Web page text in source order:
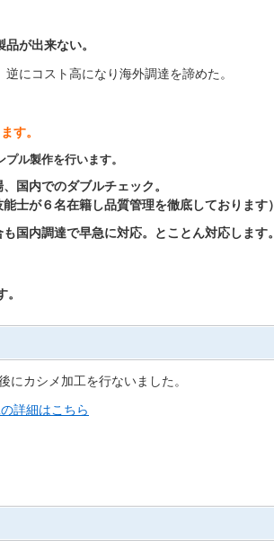
が出来ない。
にコスト高になり海外調達を諦めた。
す。
プル製作を行います。
国内でのダブルチェック。
能士が６名在籍し品質管理を徹底しております）
も国内調達で早急に対応。とことん対応します。
にカシメ加工を行ないました。
詳細はこちら